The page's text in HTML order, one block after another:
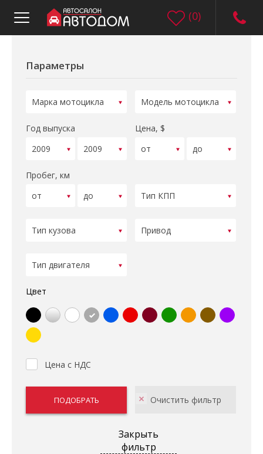
(0)
Параметры
Год выпуска Цена, $
Пробег, км
Цвет
Цена с НДС
Закрыть
фильтр